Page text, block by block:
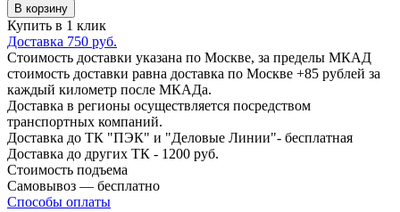
В корзину
Купить в 1 клик
Доставка 750 руб.
Стоимость доставки указана по Москве, за пределы МКАД
стоимость доставки равна доставка по Москве +85 рублей за
каждый километр после МКАДа.
Доставка в регионы осуществляется посредством
транспортных компаний.
Доставка до ТК "ПЭК" и "Деловые Линии"- бесплатная
Доставка до других ТК - 1200 руб.
Стоимость подъема
Самовывоз — бесплатно
Способы оплаты